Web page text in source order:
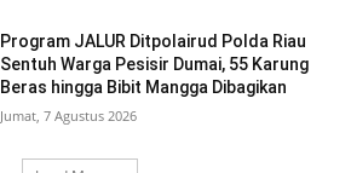
Program JALUR Ditpolairud Polda Riau
Sentuh Warga Pesisir Dumai, 55 Karung
Beras hingga Bibit Mangga Dibagikan
Jumat, 7 Agustus 2026